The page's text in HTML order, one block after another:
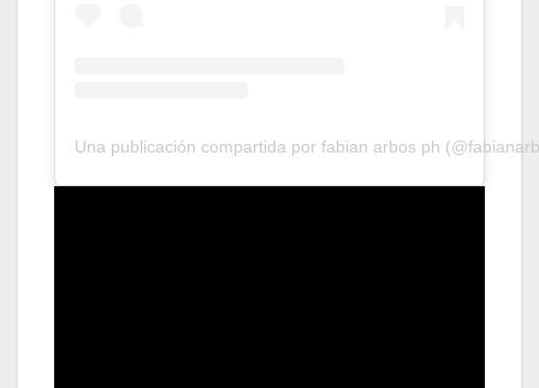
Una publicación compartida por fabian arbos ph